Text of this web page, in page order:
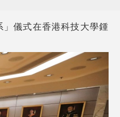
儀式在香港科技大學鍾